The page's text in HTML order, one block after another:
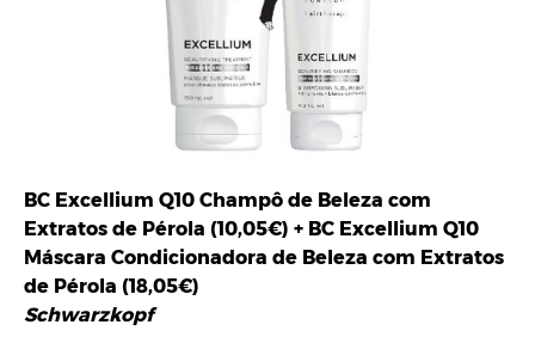
BC Excellium Q10 Champô de Beleza com
Extratos de Pérola (10,05€) + BC Excellium Q10
Máscara Condicionadora de Beleza com Extratos
de Pérola (18,05€)
Schwarzkopf